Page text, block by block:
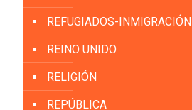
REFUGIADOS-INMIGRACIÓN
REINO UNIDO
RELIGIÓN
REPÚBLICA